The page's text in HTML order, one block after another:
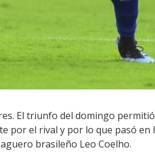
El triunfo del domingo
por el rival y por lo que pasó en
brasileño Leo Coelho.